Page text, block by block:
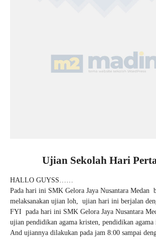
Ujian Sekolah Hari
HALLO GUYSS……
Pada hari ini SMK Gelora Jaya Nusantara Medan
melaksanakan ujian loh, ujian hari ini berjalan
FYI pada hari ini SMK Gelora Jaya Nusantara
ujian pendidikan agama kristen, pendidikan
And ujiannya dilakukan pada jam 8:00 sampai